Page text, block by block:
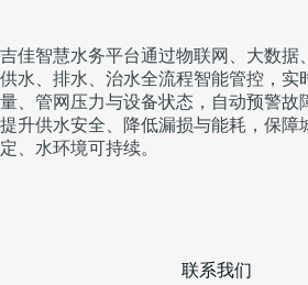
吉佳智慧水务平台通过物联网、大数据
供水、排水、治水全流程智能管控，实
量、管网压力与设备状态，自动预警故
提升供水安全、降低漏损与能耗，保障
定、水环境可持续。
联系我们